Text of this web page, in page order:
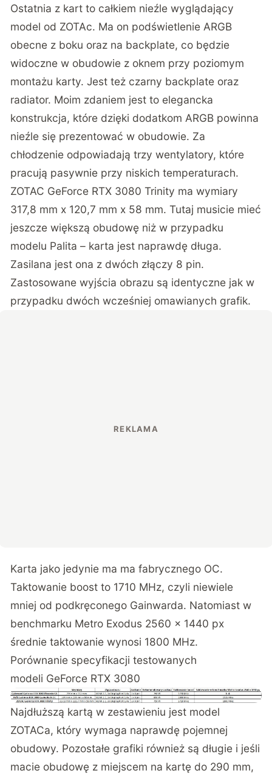
Ostatnia z kart to całkiem nieźle wyglądający
model od ZOTAc. Ma on podświetlenie ARGB
obecne z boku oraz na backplate, co będzie
widoczne w obudowie z oknem przy poziomym
montażu karty. Jest też czarny backplate oraz
radiator. Moim zdaniem jest to elegancka
konstrukcja, które dzięki dodatkom ARGB powinna
nieźle się prezentować w obudowie. Za
chłodzenie odpowiadają trzy wentylatory, które
pracują pasywnie przy niskich temperaturach.
ZOTAC GeForce RTX 3080 Trinity ma wymiary
317,8 mm x 120,7 mm x 58 mm. Tutaj musicie mieć
jeszcze większą obudowę niż w przypadku
modelu Palita – karta jest naprawdę długa.
Zasilana jest ona z dwóch złączy 8 pin.
Zastosowane wyjścia obrazu są identyczne jak w
przypadku dwóch wcześniej omawianych grafik.
Karta jako jedynie ma ma fabrycznego OC.
Taktowanie boost to 1710 MHz, czyli niewiele
mniej od podkręconego Gainwarda. Natomiast w
benchmarku Metro Exodus 2560 x 1440 px
średnie taktowanie wynosi 1800 MHz.
Porównanie specyfikacji testowanych
modeli GeForce RTX 3080
Najdłuższą kartą w zestawieniu jest model
ZOTACa, który wymaga naprawdę pojemnej
obudowy. Pozostałe grafiki również są długie i jeśli
macie obudowę z miejscem na kartę do 290 mm,